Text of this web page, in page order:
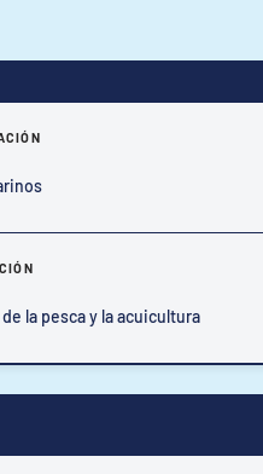
la pesca y la acuicultura